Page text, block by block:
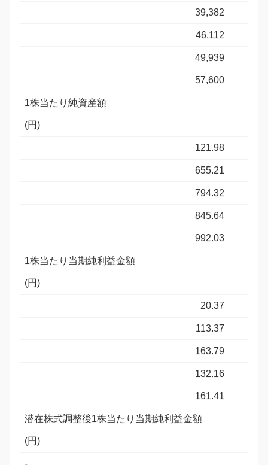
39,382
46,112
49,939
57,600
1株当たり純資産額
(円)
121.98
655.21
794.32
845.64
992.03
1株当たり当期純利益金額
(円)
20.37
113.37
163.79
132.16
161.41
潜在株式調整後1株当たり当期純利益金額
(円)